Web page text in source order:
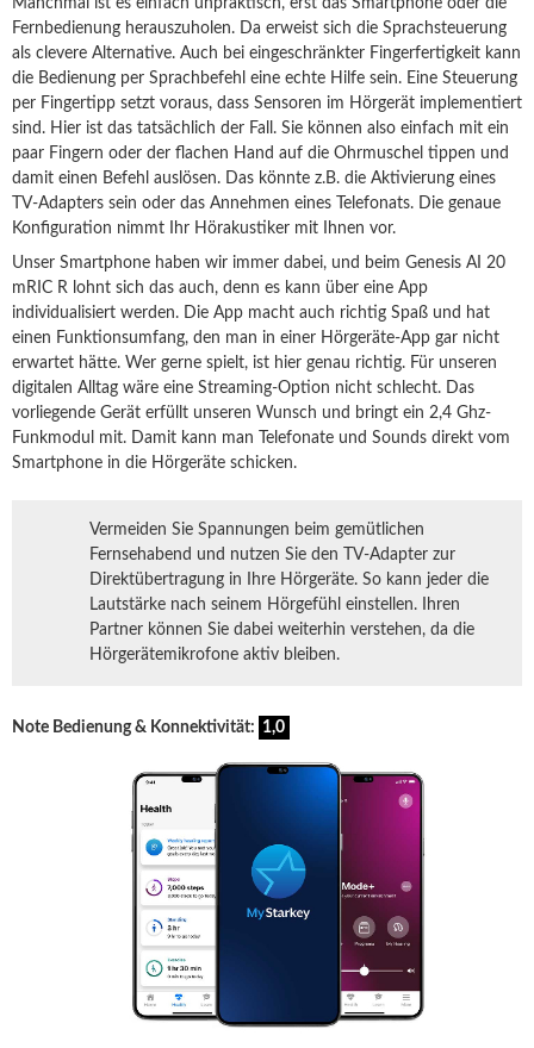
Manchmal ist es einfach unpraktisch, erst das Smartphone oder die
Fernbedienung herauszuholen. Da erweist sich die Sprachsteuerung
als clevere Alternative. Auch bei eingeschränkter Fingerfertigkeit kann
die Bedienung per Sprachbefehl eine echte Hilfe sein. Eine Steuerung
per Fingertipp setzt voraus, dass Sensoren im Hörgerät implementiert
sind. Hier ist das tatsächlich der Fall. Sie können also einfach mit ein
paar Fingern oder der flachen Hand auf die Ohrmuschel tippen und
damit einen Befehl auslösen. Das könnte z.B. die Aktivierung eines
TV-Adapters sein oder das Annehmen eines Telefonats. Die genaue
Konfiguration nimmt Ihr Hörakustiker mit Ihnen vor.
Unser Smartphone haben wir immer dabei, und beim Genesis AI 20
mRIC R lohnt sich das auch, denn es kann über eine App
individualisiert werden. Die App macht auch richtig Spaß und hat
einen Funktionsumfang, den man in einer Hörgeräte-App gar nicht
erwartet hätte. Wer gerne spielt, ist hier genau richtig. Für unseren
digitalen Alltag wäre eine Streaming-Option nicht schlecht. Das
vorliegende Gerät erfüllt unseren Wunsch und bringt ein 2,4 Ghz-
Funkmodul mit. Damit kann man Telefonate und Sounds direkt vom
Smartphone in die Hörgeräte schicken.
Vermeiden Sie Spannungen beim gemütlichen
Fernsehabend und nutzen Sie den TV-Adapter zur
Direktübertragung in Ihre Hörgeräte. So kann jeder die
Lautstärke nach seinem Hörgefühl einstellen. Ihren
Partner können Sie dabei weiterhin verstehen, da die
Hörgerätemikrofone aktiv bleiben.
Note Bedienung & Konnektivität: 1,0